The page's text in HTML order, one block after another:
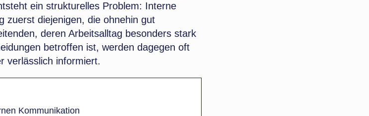
ein strukturelles Problem: Interne
zuerst diejenigen, die ohnehin gut
deren Arbeitsalltag besonders stark
betroffen ist, werden dagegen oft
verlässlich informiert.
Kommunikation